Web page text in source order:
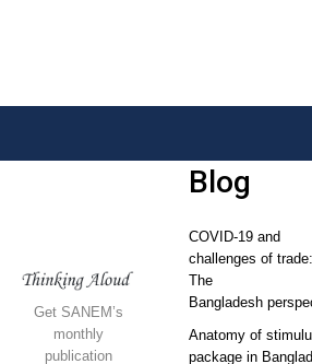
Get SANEM’s
monthly
publication
Blog
COVID-19 and
challenges of trade:
The
Bangladesh
Anatomy of
package in